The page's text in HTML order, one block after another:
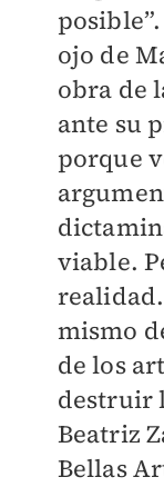
ojo de
obra de
ante su
porque
viable.
mismo
de los
destruir
Beatriz
Bellas